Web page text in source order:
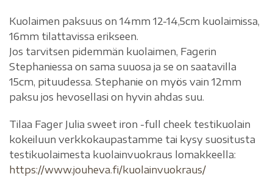
Kuolaimen paksuus on 14mm 12-14,5cm kuolaimissa,
16mm tilattavissa erikseen.
Jos tarvitsen pidemmän kuolaimen, Fagerin
Stephaniessa on sama suuosa ja se on saatavilla
15cm, pituudessa. Stephanie on myös vain 12mm
paksu jos hevosellasi on hyvin ahdas suu.
Tilaa Fager Julia sweet iron -full cheek testikuolain
kokeiluun verkkokaupastamme tai kysy suositusta
testikuolaimesta kuolainvuokraus lomakkeella:
https://www.jouheva.fi/kuolainvuokraus/